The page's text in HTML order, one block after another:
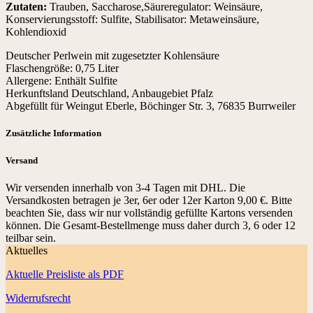
Zutaten: Trauben, Saccharose,Säureregulator: Weinsäure,
Konservierungsstoff: Sulfite, Stabilisator: Metaweinsäure,
Kohlendioxid
Deutscher Perlwein mit zugesetzter Kohlensäure
Flaschengröße: 0,75 Liter
Allergene: Enthält Sulfite
Herkunftsland Deutschland, Anbaugebiet Pfalz
Abgefüllt für Weingut Eberle, Böchinger Str. 3, 76835 Burrweiler
Zusätzliche Information
Versand
Wir versenden innerhalb von 3-4 Tagen mit DHL. Die
Versandkosten betragen je 3er, 6er oder 12er Karton 9,00 €. Bitte
beachten Sie, dass wir nur vollständig gefüllte Kartons versenden
können. Die Gesamt-Bestellmenge muss daher durch 3, 6 oder 12
teilbar sein.
Aktuelles
Aktuelle Preisliste als PDF
Widerrufsrecht